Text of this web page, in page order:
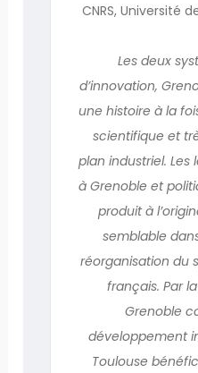
CNRS, Université
Les deux
d’innovation,
une histoire à la
scientifique et
plan industriel. Les
à Grenoble et
produit à
semblable
réorganisation du
français. Par
Grenoble
développement
Toulouse